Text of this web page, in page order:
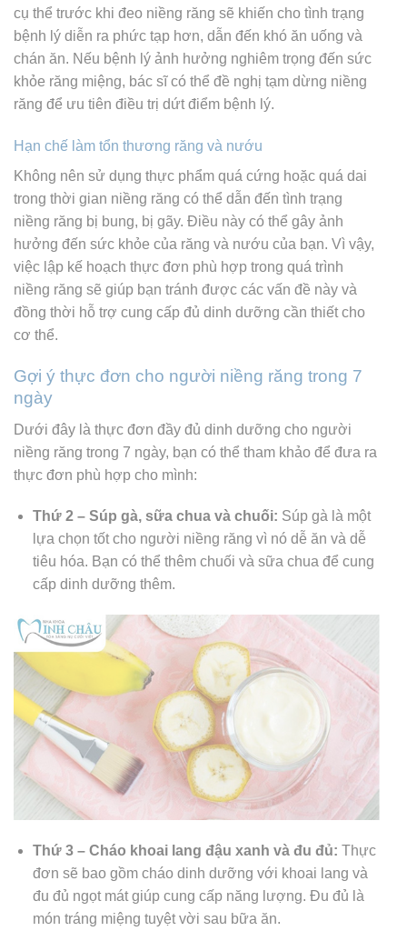
cụ thể trước khi đeo niềng răng sẽ khiến cho tình trạng
bệnh lý diễn ra phức tạp hơn, dẫn đến khó ăn uống và
chán ăn. Nếu bệnh lý ảnh hưởng nghiêm trọng đến sức
khỏe răng miệng, bác sĩ có thể đề nghị tạm dừng niềng
răng để ưu tiên điều trị dứt điểm bệnh lý.
Hạn chế làm tổn thương răng và nướu
Không nên sử dụng thực phẩm quá cứng hoặc quá dai
trong thời gian niềng răng có thể dẫn đến tình trạng
niềng răng bị bung, bị gãy. Điều này có thể gây ảnh
hưởng đến sức khỏe của răng và nướu của bạn. Vì vậy,
việc lập kế hoạch thực đơn phù hợp trong quá trình
niềng răng sẽ giúp bạn tránh được các vấn đề này và
đồng thời hỗ trợ cung cấp đủ dinh dưỡng cần thiết cho
cơ thể.
Gợi ý thực đơn cho người niềng răng trong 7
ngày
Dưới đây là thực đơn đầy đủ dinh dưỡng cho người
niềng răng trong 7 ngày, bạn có thể tham khảo để đưa ra
thực đơn phù hợp cho mình:
Thứ 2 – Súp gà, sữa chua và chuối: Súp gà là một
lựa chọn tốt cho người niềng răng vì nó dễ ăn và dễ
tiêu hóa. Bạn có thể thêm chuối và sữa chua để cung
cấp dinh dưỡng thêm.
Thứ 3 – Cháo khoai lang đậu xanh và đu đủ: Thực
đơn sẽ bao gồm cháo dinh dưỡng với khoai lang và
đu đủ ngọt mát giúp cung cấp năng lượng. Đu đủ là
món tráng miệng tuyệt vời sau bữa ăn.